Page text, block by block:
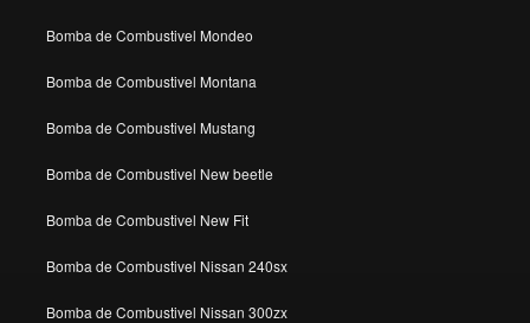
Bomba de Combustivel Mondeo
Bomba de Combustivel Montana
Bomba de Combustivel Mustang
Bomba de Combustivel New beetle
Bomba de Combustivel New Fit
Bomba de Combustivel Nissan 240sx
Bomba de Combustivel Nissan 300zx